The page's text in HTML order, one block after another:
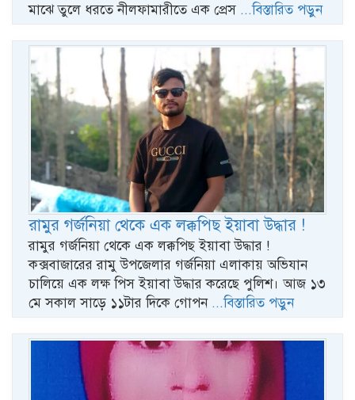
মাঝে তুলে ধরতে নীলফামারীতে এক প্রেস ...বিস্তারিত পড়ুন
রামুর গর্জনিয়া থেকে এক লক্কপিছ ইয়াবা উদ্ধার !
রামুর গর্জনিয়া থেকে এক লক্কপিছ ইয়াবা উদ্ধার !
কক্সবাজারের রামু উপজেলার গর্জনিয়া এলাকায় অভিযান
চালিয়ে এক লক্ষ পিস ইয়াবা উদ্ধার করেছে পুলিশ। আজ ১৩
মে সকাল সাড়ে ১১টার দিকে গোপন ...বিস্তারিত পড়ুন